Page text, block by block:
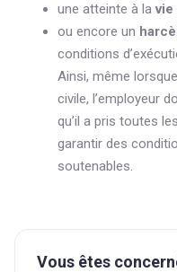
une atteinte à lavie
ou encore un
conditions
Ainsi, même
civile, l’employeur
qu’il a pris toutes
garantir des
soutenables.
Vous êtes